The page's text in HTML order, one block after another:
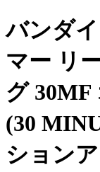
バンダ
マー リ
グ
(30
ション